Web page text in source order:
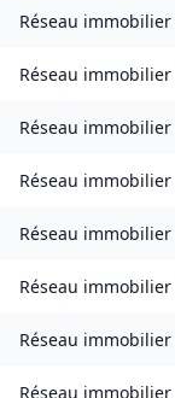
Réseau immobilier
Réseau immobilier
Réseau immobilier
Réseau immobilier
Réseau immobilier
Réseau immobilier
Réseau immobilier
Réseau immobilier